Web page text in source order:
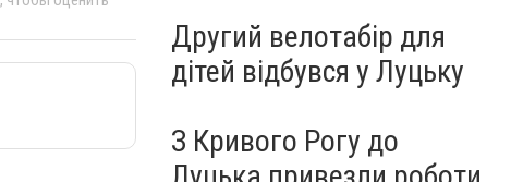
Другий велотабір для
дітей відбувся у Луцьку
З Кривого Рогу до